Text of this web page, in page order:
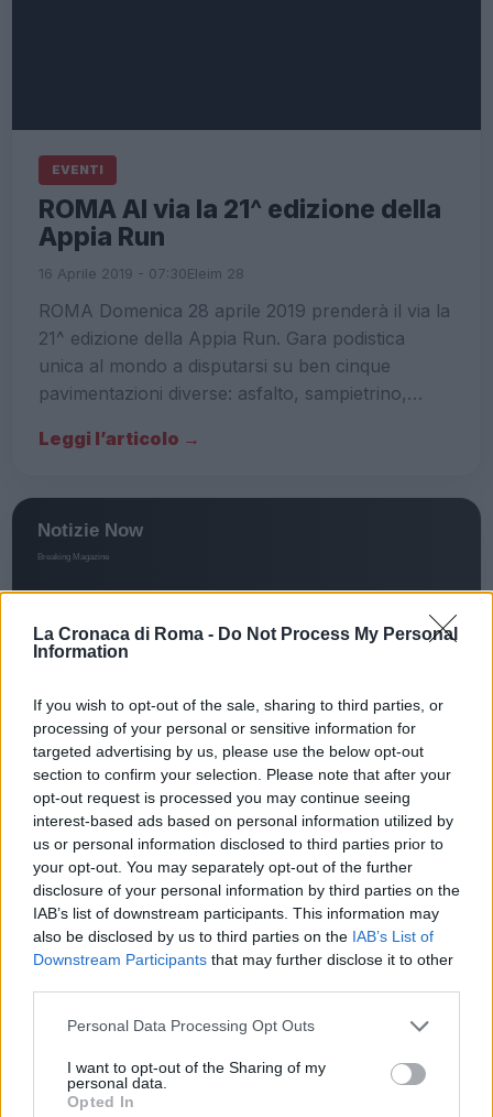
La Cronaca di Roma - Do Not Process My Personal
Information
If you wish to opt-out of the sale, sharing to third parties, or
processing of your personal or sensitive information for
targeted advertising by us, please use the below opt-out
section to confirm your selection. Please note that after your
opt-out request is processed you may continue seeing
interest-based ads based on personal information utilized by
us or personal information disclosed to third parties prior to
your opt-out. You may separately opt-out of the further
disclosure of your personal information by third parties on the
IAB’s list of downstream participants. This information may
also be disclosed by us to third parties on the IAB’s List of
Downstream Participants that may further disclose it to other
Please note that this website/app uses one or more Google
not limited to your visit or usage behaviour. You may click to
grant or deny consent to Google and its third-party tags to
use your data for below specified purposes in below Google
Personal Data Processing Opt Outs
I want to opt-out of the Sharing of my
personal data.
Opted In
EVENTI
ROMA Al via la 21^ edizione della
Appia Run
16 Aprile 2019 - 07:30Eleim 28
ROMA Domenica 28 aprile 2019 prenderà il via la
21^ edizione della Appia Run. Gara podistica
unica al mondo a disputarsi su ben cinque
pavimentazioni diverse: asfalto, sampietrino,…
Leggi l’articolo →
CALCIO
STADIO ROMA Malagò: “Basta
cambiamenti. Urge decisione
definitiva”
9 Aprile 2019 - 17:22 Stefano Ferrera
STADIO ROMA Malagò — Nella giornata odierna,
a margine di un evento nella Capitale, il
presidente del Coni è tornato a parlare
numerose…